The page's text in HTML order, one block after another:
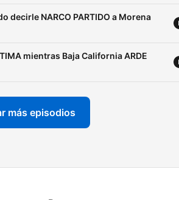
decirle NARCO PARTIDO a Morena
mientras Baja California ARDE
más episodios